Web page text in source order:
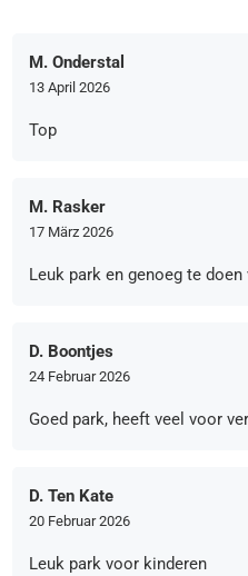
M. Onderstal
13 April 2026
Top
M. Rasker
17 März 2026
Leuk park en genoeg te
D. Boontjes
24 Februar 2026
Goed park, heeft veel voor
D. Ten Kate
20 Februar 2026
Leuk park voor kinderen